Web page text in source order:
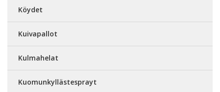
Köydet
Kuivapallot
Kulmahelat
Kuomunkyllästesprayt